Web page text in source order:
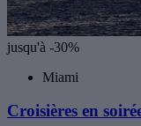
jusqu'à -30%
Miami
Croisières en